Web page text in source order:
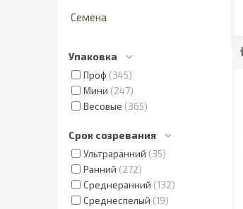
Семена
Упаковка
Проф
345
Мини
247
Весовые
365
Срок созревания
Ультраранний
35
Ранний
272
Среднеранний 132
Среднеспелый 19